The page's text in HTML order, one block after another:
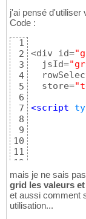
j'ai pensé d'utiliser
Code :
1
2
3
4
5
6
7
8
9
10
11
12
13
14
15
16
<div id=
  jsId=
  store=
<script
mais je ne sais
grid les valeurs
et aussi comment
utilisation...